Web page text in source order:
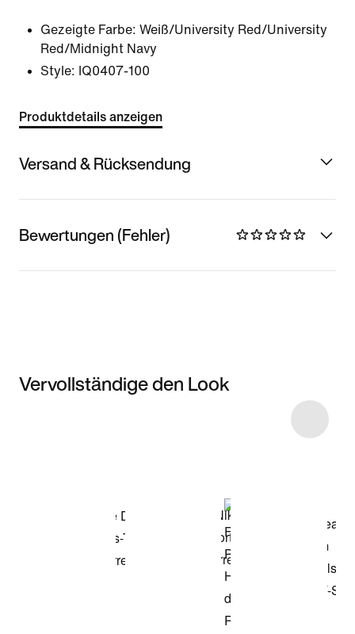
Gezeigte Farbe: Weiß/University Red/University
Red/Midnight Navy
Style: IQ0407-100
Produktdetails anzeigen
Versand & Rücksendung
Bewertungen (Fehler)
Vervollständige den Look